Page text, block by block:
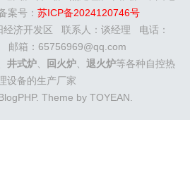
案号： 苏ICP备2024120746号
经济开发区 联系人：谈经理 电话：
邮箱：65756969@qq.com
井式炉 回火炉 退火炉等各种自控热
设备的生产厂家
. Theme by TOYEAN